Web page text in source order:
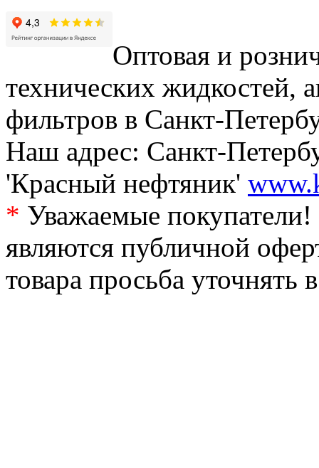
Оптовая и
технических жидкостей,
фильтров в Санкт-
Наш адрес: Санкт-
'Красный нефтяник'
* Уважаемые
являются публичной
товара просьба уточнять